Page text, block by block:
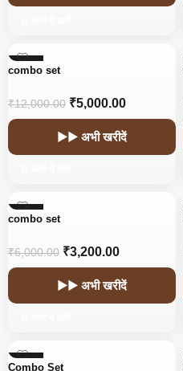
-58%
combo set
₹12,000.00 ₹5,000.00
▶▶ अभी खरीदें
-47%
combo set
₹6,000.00 ₹3,200.00
▶▶ अभी खरीदें
-50%
Combo Set